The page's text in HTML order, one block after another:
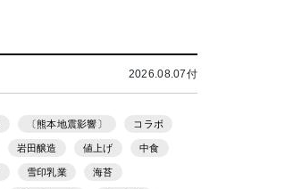
2026.08.07付
〔熊本地震影響〕 コラボ
岩田醸造 値上げ 中食
雪印乳業 海苔